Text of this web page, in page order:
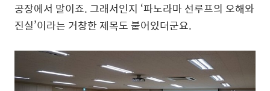
공장에서 말이죠. 그래서인지 ‘파노라마 선루프의 오해와
진실’이라는 거창한 제목도 붙어있더군요.